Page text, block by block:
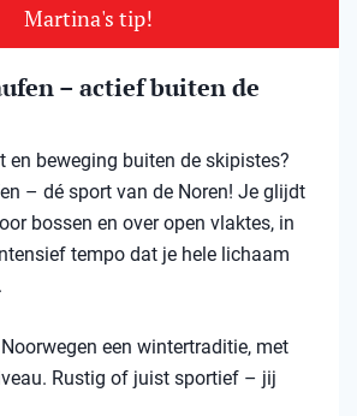
Martina's tip!
– actief buiten de
en beweging buiten de skipistes?
– dé sport van de Noren! Je glijdt
bossen en over open vlaktes, in
tempo dat je hele lichaam
een wintertraditie, met
Rustig of juist sportief – jij